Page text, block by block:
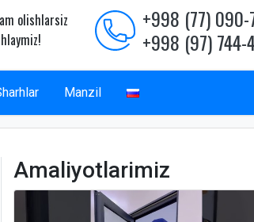
olishlarsiz
+998 (77) 090-
+998 (97)
Manzil
Amaliyotlarimiz